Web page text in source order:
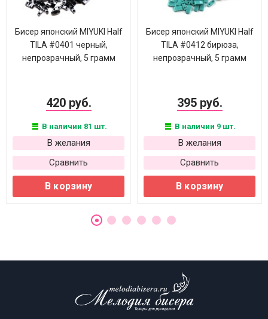
Бисер японский MIYUKI Half
TILA #0401 черный,
непрозрачный, 5 грамм
420 руб.
В наличии 81 шт.
В желания
Сравнить
В корзину
Бисер японский MIYUKI Half
TILA #0412 бирюза,
непрозрачный, 5 грамм
395 руб.
В наличии 9 шт.
В желания
Сравнить
В корзину